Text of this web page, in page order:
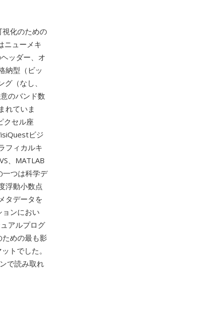
化のための
ニューメキ
ッダー、オ
納型（ビッ
（なし、
のバンド数
れていま
クセル座
ビジ
フィカルキ
、MATLAB
一つは科学デ
浮動小数点
タデータを
ンにおい
アルプログ
めの最も影
トでした。
で読み取れ